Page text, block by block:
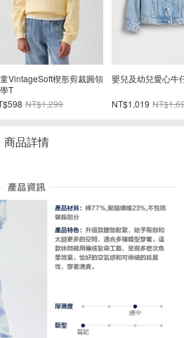
babyGap刺繡紙袋腰媽媽牛仔
褲
NT$899 NT$1,499
中腰UltraSoft寬
NT$1,098
商品詳情